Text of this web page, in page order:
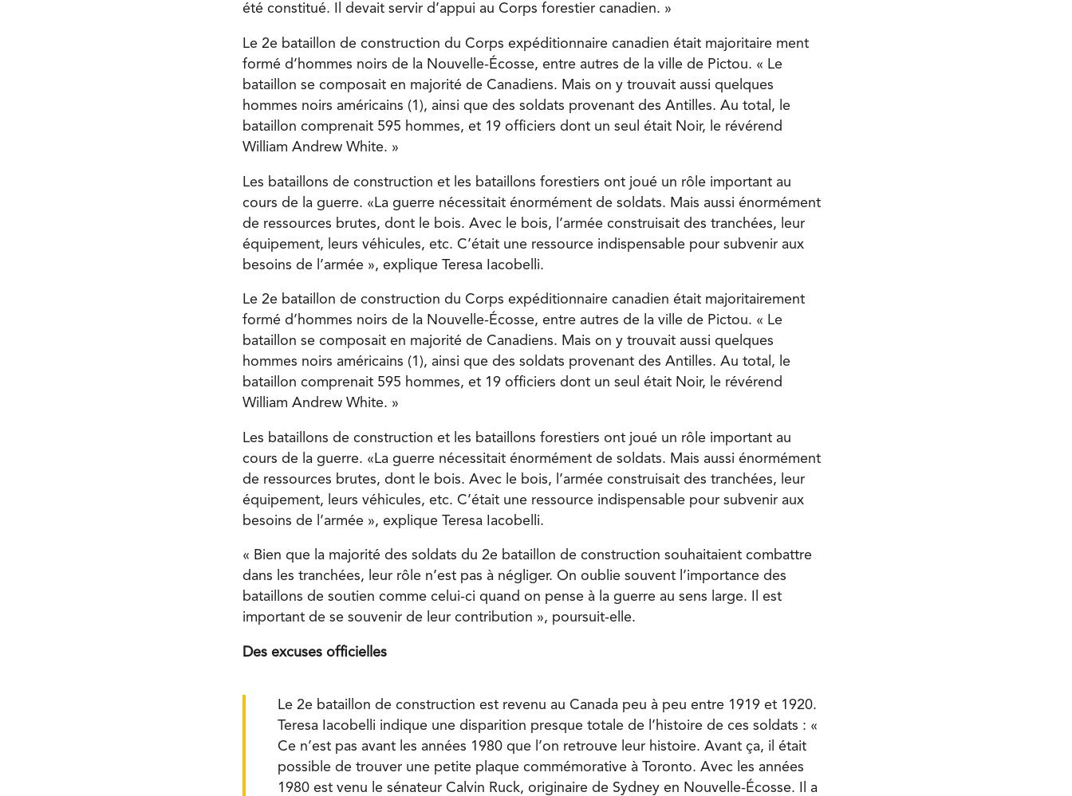
été constitué. Il devait servir d’appui au Corps forestier canadien. »
Le 2e bataillon de construction du Corps expéditionnaire canadien était majoritaire ment
formé d’hommes noirs de la Nouvelle-Écosse, entre autres de la ville de Pictou. « Le
bataillon se composait en majorité de Canadiens. Mais on y trouvait aussi quelques
hommes noirs américains (1), ainsi que des soldats provenant des Antilles. Au total, le
bataillon comprenait 595 hommes, et 19 officiers dont un seul était Noir, le révérend
William Andrew White. »
Les bataillons de construction et les bataillons forestiers ont joué un rôle important au
cours de la guerre. «La guerre nécessitait énormément de soldats. Mais aussi énormément
de ressources brutes, dont le bois. Avec le bois, l’armée construisait des tranchées, leur
équipement, leurs véhicules, etc. C’était une ressource indispensable pour subvenir aux
besoins de l’armée », explique Teresa Iacobelli.
Le 2e bataillon de construction du Corps expéditionnaire canadien était majoritairement
formé d’hommes noirs de la Nouvelle-Écosse, entre autres de la ville de Pictou. « Le
bataillon se composait en majorité de Canadiens. Mais on y trouvait aussi quelques
hommes noirs américains (1), ainsi que des soldats provenant des Antilles. Au total, le
bataillon comprenait 595 hommes, et 19 officiers dont un seul était Noir, le révérend
William Andrew White. »
Les bataillons de construction et les bataillons forestiers ont joué un rôle important au
cours de la guerre. «La guerre nécessitait énormément de soldats. Mais aussi énormément
de ressources brutes, dont le bois. Avec le bois, l’armée construisait des tranchées, leur
équipement, leurs véhicules, etc. C’était une ressource indispensable pour subvenir aux
besoins de l’armée », explique Teresa Iacobelli.
« Bien que la majorité des soldats du 2e bataillon de construction souhaitaient combattre
dans les tranchées, leur rôle n’est pas à négliger. On oublie souvent l’importance des
bataillons de soutien comme celui-ci quand on pense à la guerre au sens large. Il est
important de se souvenir de leur contribution », poursuit-elle.
Des excuses officielles
Le 2e bataillon de construction est revenu au Canada peu à peu entre 1919 et 1920.
Teresa Iacobelli indique une disparition presque totale de l’histoire de ces soldats : «
Ce n’est pas avant les années 1980 que l’on retrouve leur histoire. Avant ça, il était
possible de trouver une petite plaque commémorative à Toronto. Avec les années
1980 est venu le sénateur Calvin Ruck, originaire de Sydney en Nouvelle-Écosse. Il a